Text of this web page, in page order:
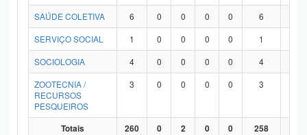
SAÚDE COLETIVA
6 0 0 0 0 6
SERVIÇO SOCIAL
1 0 0 0 0 1
SOCIOLOGIA
4 0 0 0 0 4
ZOOTECNIA /
RECURSOS
PESQUEIROS
3 0 0 0 0 3
Totais 260 0 2 0 0 258